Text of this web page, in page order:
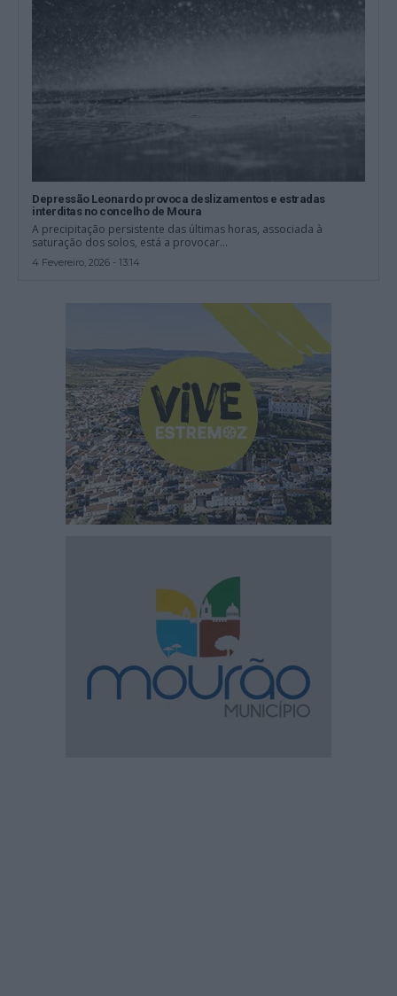
Depressão Leonardo provoca deslizamentos e estradas
interditas no concelho de Moura
A precipitação persistente das últimas horas, associada à
saturação dos solos, está a provocar...
4 Fevereiro, 2026 - 13:14